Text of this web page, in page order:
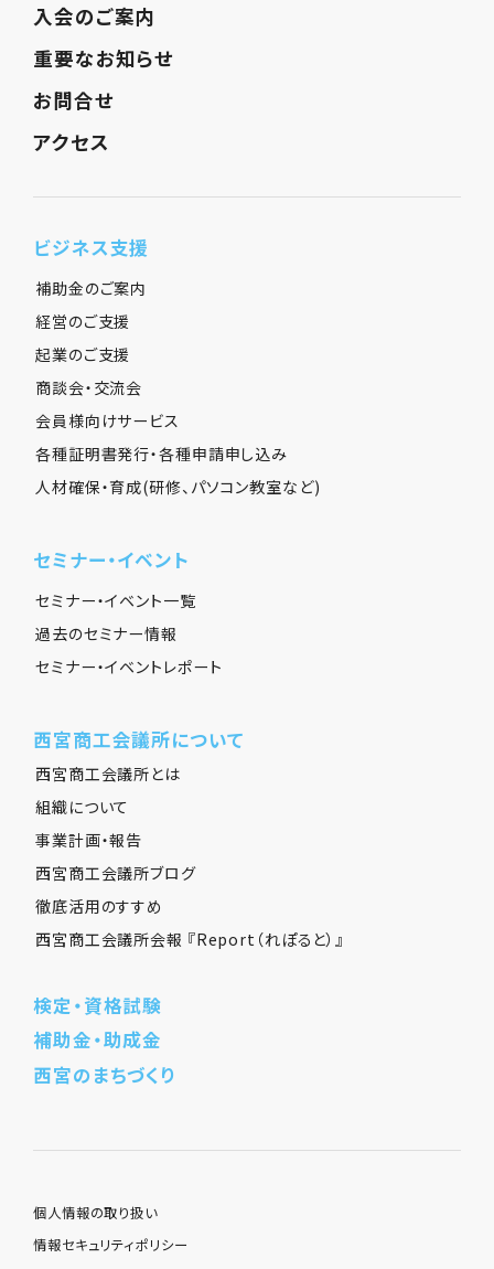
入会のご案内
重要なお知らせ
お問合せ
アクセス
ビジネス支援
補助金のご案内
経営のご支援
起業のご支援
商談会・交流会
会員様向けサービス
各種証明書発行・各種申請申し込み
人材確保・育成(研修、パソコン教室など)
セミナー・イベント
セミナー・イベント一覧
過去のセミナー情報
セミナー・イベントレポート
西宮商工会議所について
西宮商工会議所とは
組織について
事業計画・報告
西宮商工会議所ブログ
徹底活用のすすめ
西宮商工会議所会報 『Report（れぽると）』
検定・資格試験
補助金・助成金
西宮のまちづくり
個人情報の取り扱い
情報セキュリティポリシー